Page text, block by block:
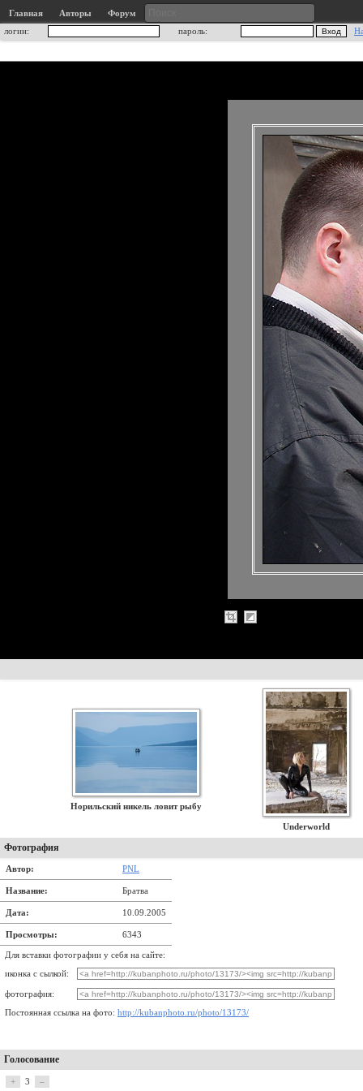
Главная Авторы
Форум
логин:
пароль:
Норильский никель ловит рыбу
Underworld
Фотография
Автор: PNL
Название: Братва
Дата: 10.09.2005
Просмотры: 6343
Для вставки фотографии у себя на сайте:
иконка с сылкой:
фотография:
Постоянная ссылка на фото: http://kubanphoto.ru/photo/13173/
Голосование
+ 3 –